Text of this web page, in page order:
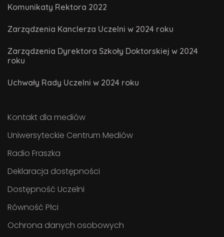
Komunikaty Rektora 2022
Zarządzenia Kanclerza Uczelni w 2024 roku
Zarządzenia Dyrektora Szkoły Doktorskiej w 2024
roku
Uchwały Rady Uczelni w 2024 roku
Kontakt dla mediów
Uniwersyteckie Centrum Mediów
Radio Fraszka
Deklaracja dostępności
Dostępność Uczelni
Równość Płci
Ochrona danych osobowych